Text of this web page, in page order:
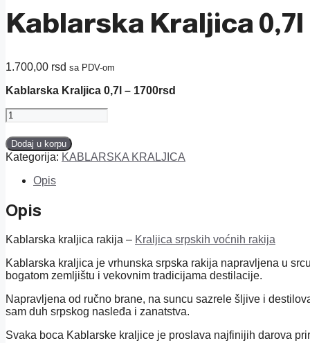
Kablarska Kraljica 0,7l
1.700,00 rsd sa PDV-om
Kablarska Kraljica 0,7l – 1700rsd
Kablarska
Kraljica
0,7l
količina
Dodaj u korpu
Kategorija: KABLARSKA KRALJICA
Opis
Opis
Kablarska kraljica rakija – Kraljica srpskih voćnih rakija
Kablarska kraljica je vrhunska srpska rakija napravljena u
bogatom zemljištu i vekovnim tradicijama destilacije.
Napravljena od ručno brane, na suncu sazrele šljive i
sam duh srpskog nasleđa i zanatstva.
Svaka boca Kablarske kraljice je proslava najfinijih darova